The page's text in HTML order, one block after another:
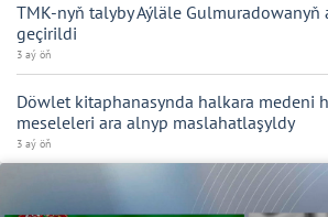
TMK-nyň talyby Aýläle
geçirildi
3 aý öň
Döwlet kitaphanasynda halkara medeni
meseleleri ara alnyp maslahatlaşyldy
3 aý öň